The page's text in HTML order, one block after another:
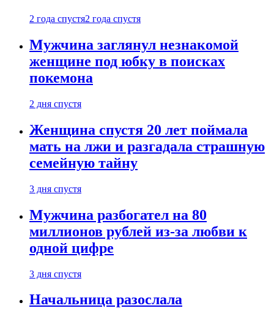
2 года спустя2 года спустя
Мужчина заглянул незнакомой
женщине под юбку в поисках
покемона
2 дня спустя
Женщина спустя 20 лет поймала
мать на лжи и разгадала страшную
семейную тайну
3 дня спустя
Мужчина разбогател на 80
миллионов рублей из-за любви к
одной цифре
3 дня спустя
Начальница разослала